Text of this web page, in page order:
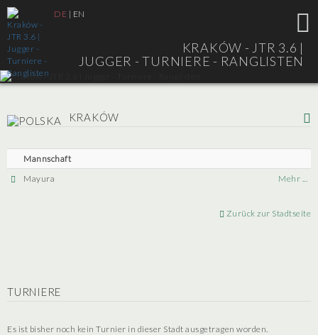
DE | EN
KRAKÓW - JTR 3.6 |
JUGGER - TURNIERE - RANGLISTEN
KRAKÓW
Mannschaft
Mayura
Mehr ...
Zurück zur Stadtseite
TURNIERE
Es ist bisher noch kein Turnier in dieser Stadt ausgetragen worden.